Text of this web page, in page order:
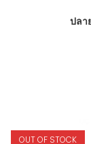
ปลา
OUT OF STOCK